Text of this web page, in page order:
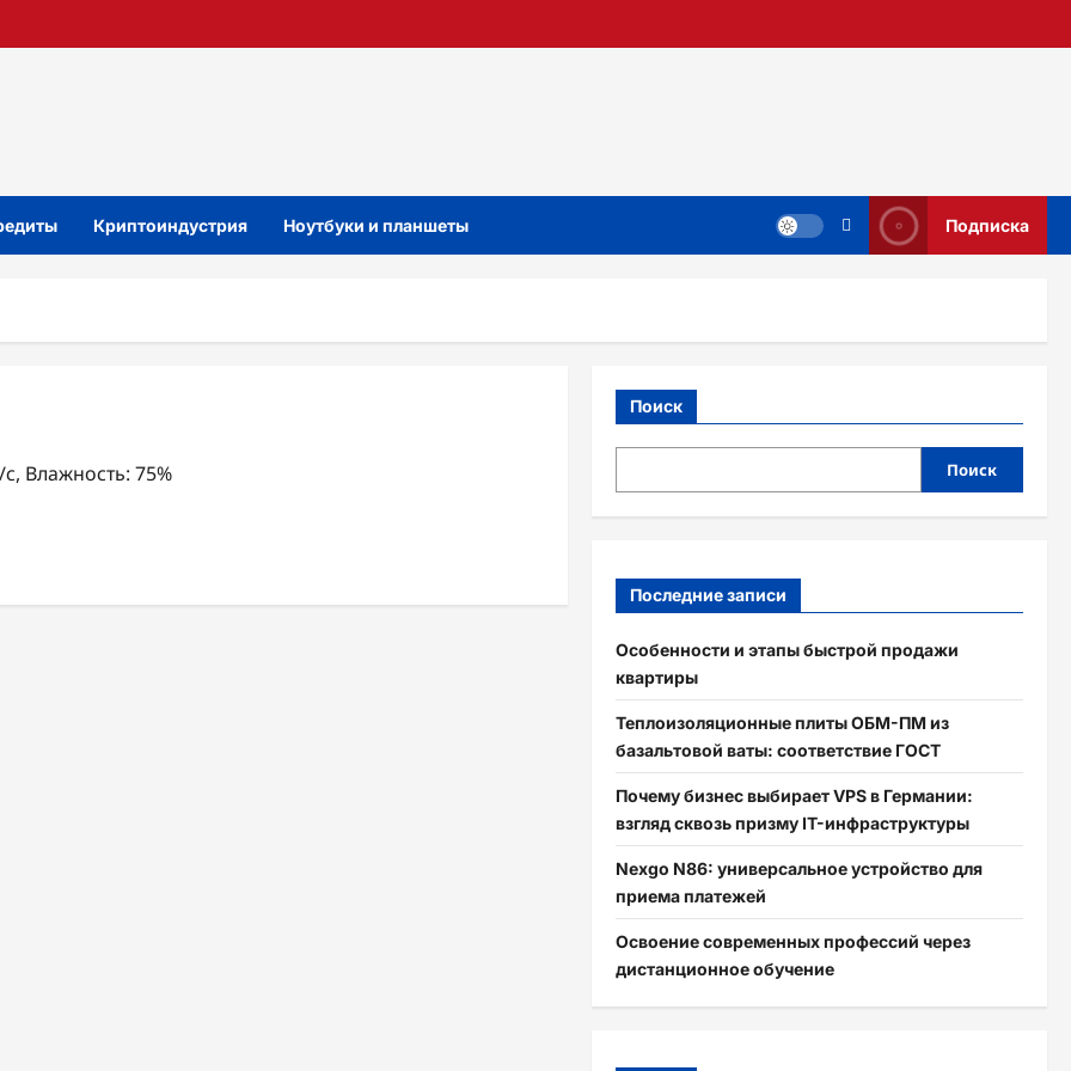
Криптоиндустрия Ноутбуки и планшеты Подписка
Влажность: 75%
Поиск
Поиск
Последние записи
Особенности и этапы быстрой продажи
квартиры
Теплоизоляционные плиты ОБМ-ПМ из
базальтовой ваты: соответствие ГОСТ
Почему бизнес выбирает VPS в Германии:
взгляд сквозь призму IT-инфраструктуры
Nexgo N86: универсальное устройство для
приема платежей
Освоение современных профессий через
дистанционное обучение